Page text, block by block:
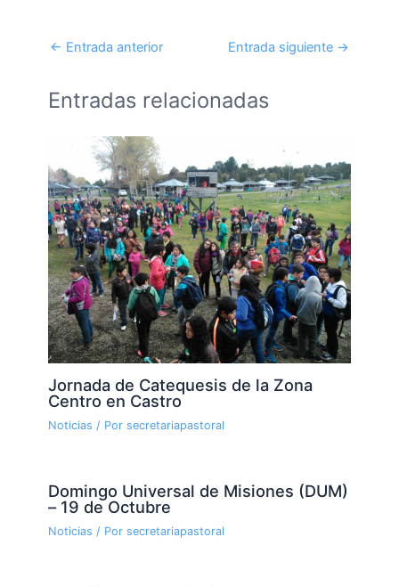
← Entrada anterior Entrada siguiente →
Entradas relacionadas
Jornada de Catequesis de la Zona
Centro en Castro
Noticias / Por secretariapastoral
Domingo Universal de Misiones (DUM)
– 19 de Octubre
Noticias / Por secretariapastoral